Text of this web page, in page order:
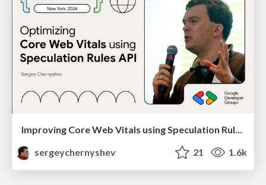
Improving Core Web Vitals using Speculation Rules API
sergeychernyshev
21 1.6k